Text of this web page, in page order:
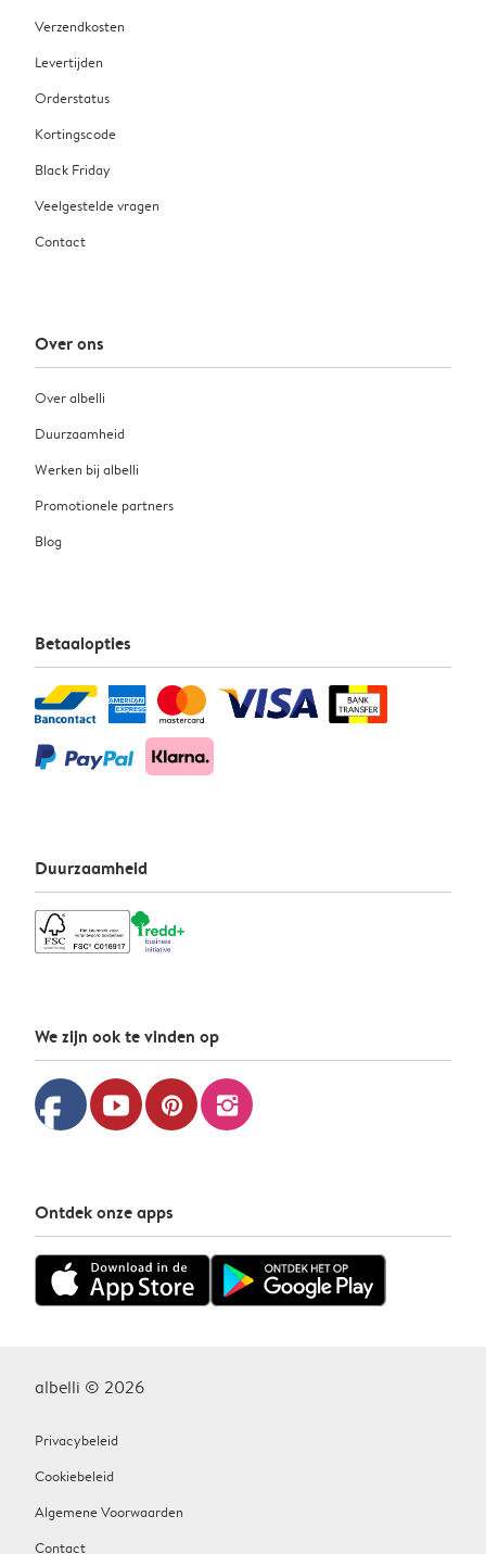
Verzendkosten
Levertijden
Orderstatus
Kortingscode
Black Friday
Veelgestelde vragen
Contact
Over ons
Over albelli
Duurzaamheid
Werken bij albelli
Promotionele partners
Blog
Betaalopties
Duurzaamheid
We zijn ook te vinden op
facebook youtube pinterest instagram
Ontdek onze apps
albelli © 2026
Privacybeleid
Cookiebeleid
Algemene Voorwaarden
Contact